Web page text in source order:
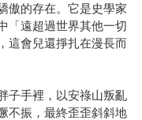
傲的存在。它是史學家
「遠超過世界其他一切
這會兒還掙扎在漫長而
子手裡，以安祿山叛亂
不振，最終歪歪斜斜地